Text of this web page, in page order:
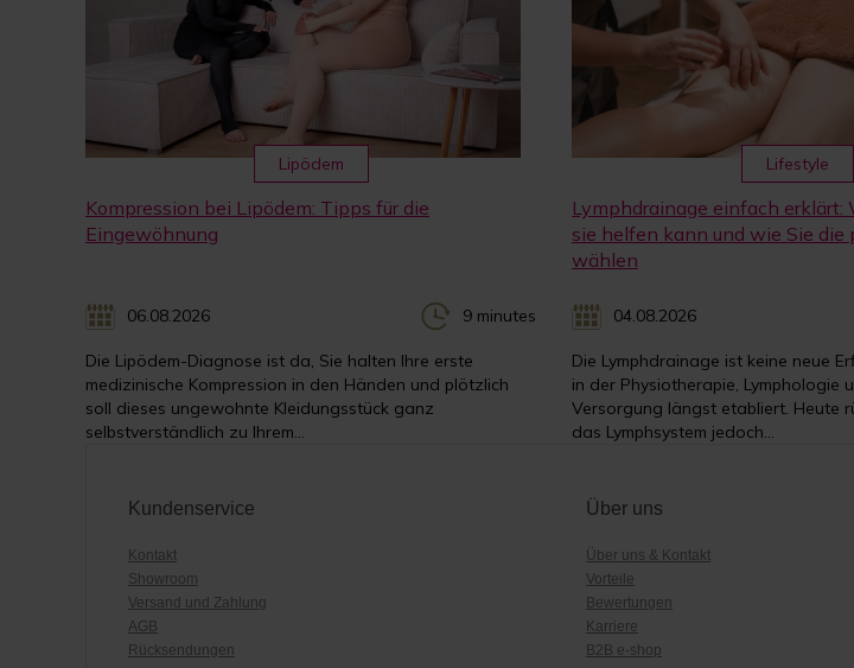
Lipödem
Kompression bei Lipödem: Tipps für die
Eingewöhnung
06.08.2026 9 minutes
Die Lipödem-Diagnose ist da, Sie halten Ihre erste
medizinische Kompression in den Händen und plötzlich
soll dieses ungewohnte Kleidungsstück ganz
selbstverständlich zu Ihrem...
Lifestyle
Lymphdrainage einfach erklärt:
sie helfen kann und wie Sie die
wählen
04.08.2026
Die Lymphdrainage ist keine neue
in der Physiotherapie, Lymphologie
Versorgung längst etabliert. Heute
das Lymphsystem jedoch...
Kundenservice
Kontakt
Showroom
Versand und Zahlung
AGB
Rücksendungen
Über uns
Über uns & Kontakt
Vorteile
Bewertungen
Karriere
B2B e-shop